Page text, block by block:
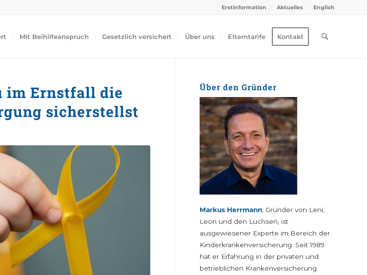
Erstinformation Aktuelles English
Mit Beihilfeanspruch Gesetzlich versichert Über uns Elterntarife Kontakt
im Ernstfall die
sicherstellst
Über den Gründer
Markus Herrmann , Gründer von Leni,
Leon und den Luchsen, ist
ausgewiesener Experte im Bereich der
Kinderkrankenversicherung. Seit 1989
hat er Erfahrung in der privaten und
betrieblichen Krankenversicherung.